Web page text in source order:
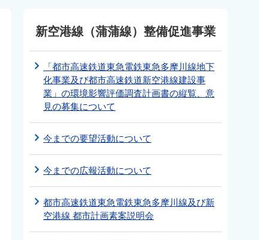
新空港線（蒲蒲線）整備促進事業
「都市高速鉄道東急電鉄東急多摩川線地下
化事業及び都市高速鉄道新空港線建設事
業」の環境影響評価調査計画書の縦覧、意
見の募集について
今までの要望活動について
今までの広報活動について
都市高速鉄道東急電鉄東急多摩川線及び新
空港線 都市計画素案説明会